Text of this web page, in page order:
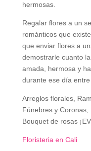
hermosas.
Regalar flores a un
románticos que
que enviar flores a
demostrarle cuanto
amada, hermosa y
durante ese día
Arreglos florales,
Fúnebres y Coronas,
Bouquet de rosas
Floristeria en Cali